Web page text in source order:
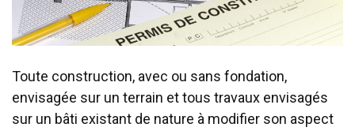
Toute construction, avec ou sans fondation,
envisagée sur un terrain et tous travaux envisagés
sur un bâti existant de nature à modifier son aspect